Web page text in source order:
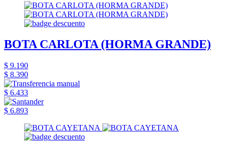
BOTA CARLOTA (HORMA GRANDE)
$ 9.190
$ 8.390
$ 6.433
$ 6.893